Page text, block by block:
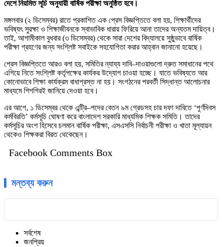
দেশে নিয়মিত সূচি অনুযায়ী বার্ষিক পরীক্ষা অনুষ্ঠিত হবে।
মঙ্গলবার (২ ডিসেম্বর) রাতে প্রকাশিত এক প্রেস বিজ্ঞপ্তিতে বলা হয়, শিক্ষার্থীদের
ভবিষ্যৎ সুরক্ষা ও শিক্ষাজীবনকে স্বাভাবিক ধারায় ফিরিয়ে আনা তাদের অন্যতম দায়িত্ব।
তাই, আগামীকাল বুধবার (৩ ডিসেম্বর) থেকে সারা দেশের বিদ্যালয়ে সুষ্ঠুভাবে বার্ষিক
পরীক্ষা গ্রহণের জন্য সংশ্লিষ্ট সবাইকে সহযোগিতা করার আহ্বান জানানো হয়েছে।
প্রেস বিজ্ঞপ্তিতে আরও বলা হয়, সমিতির ন্যায্য দাবি–দাওয়াগুলো দ্রুত সমাধানের পথে
এগিয়ে নিতে সংশ্লিষ্ট কর্তৃপক্ষের কার্যকর উদ্যোগ চাওয়া হচ্ছে। যাতে ভবিষ্যতে আর
কোনোভাবে শিক্ষা কার্যক্রম বাধাগ্রস্ত না হয়। সংগঠনের পরবর্তী সিদ্ধান্ত আলোচনার
মাধ্যমে শিগগিরই জানিয়ে দেওয়া হবে।
এর আগে, ১ ডিসেম্বর থেকে এন্ট্রি–পদের বেতন ৯ম গ্রেডসহ চার দফা দাবিতে ‘পূর্ণদিবস
কর্মবিরতি’ কর্মসূচি ঘোষণা করে বাংলাদেশ সরকারি মাধ্যমিক শিক্ষক সমিতি। তাদের
কর্মসূচির অংশ হিসেবে চলমান বার্ষিক পরীক্ষা, এসএসসি নির্বাচনী পরীক্ষা ও খাতা মূল্যায়ন
থেকেও শিক্ষকরা বিরত থেকেছেন।
Facebook Comments Box
মন্তব্য করুন
সর্বশেষ
জনপ্রিয়